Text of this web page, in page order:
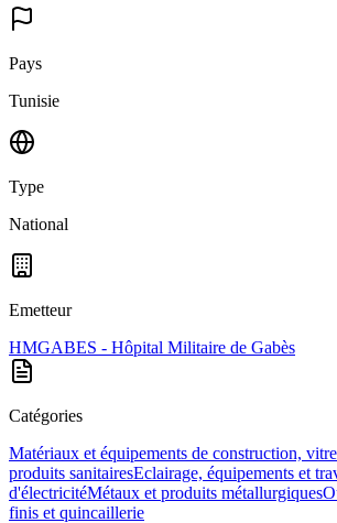
Pays
Tunisie
Type
National
Emetteur
HMGABES - Hôpital Militaire de Gabès
Catégories
Matériaux et équipements de construction,
produits sanitairesEclairage, équipements et
d'électricitéMétaux et produits métallurgiques
finis et quincaillerie